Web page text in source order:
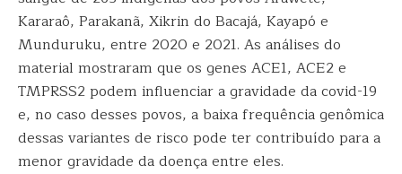
Kararaô, Parakanã, Xikrin do Bacajá, Kayapó e
Munduruku, entre 2020 e 2021. As análises do
material mostraram que os genes ACE1, ACE2 e
TMPRSS2 podem influenciar a gravidade da covid-19
e, no caso desses povos, a baixa frequência genômica
dessas variantes de risco pode ter contribuído para a
menor gravidade da doença entre eles.